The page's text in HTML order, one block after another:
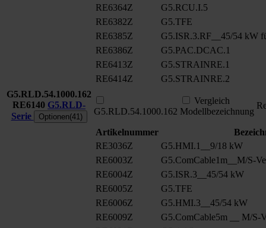
RE6364Z
G5.RCU.I.5
RE6382Z
G5.TFE
RE6385Z
G5.ISR.3.RF__45/54 kW
RE6386Z
G5.PAC.DCAC.1
RE6413Z
G5.STRAINRE.1
RE6414Z
G5.STRAINRE.2
G5.RLD.54.1000.162
RE6140 G5.RLD-
Serie
Optionen(41)
G5.RLD.54.1000.162
Vergleich
Modellbezeichnung
Artikelnummer
RE3036Z
G5.HMI.1__9/18 kW
RE6003Z
G5.ComCable1m__M/S-
RE6004Z
G5.ISR.3__45/54 kW
RE6005Z
G5.TFE
RE6006Z
G5.HMI.3__45/54 kW
RE6009Z
G5.ComCable5m __ M/S-